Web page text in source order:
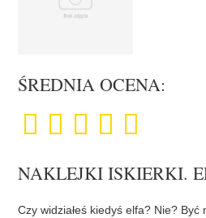
ŚREDNIA OCENA:
NAKLEJKI ISKIERKI.
Czy widziałeś kiedyś elfa? Nie? Być